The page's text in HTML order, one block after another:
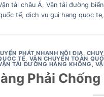
tải châu Á Vận tải đường biển
tế dich vu gui hang quoc te
PHÁT NHANH NỘI ĐỊA
TẾ VẬN CHUYỂN TOÀN
TẢI ĐƯỜNG HÀNG KHÔNG
Phải